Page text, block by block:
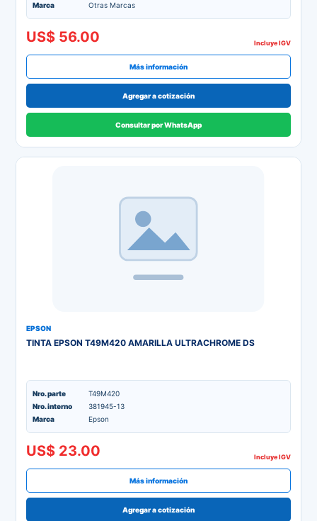
Marca
Otras Marcas
US$ 56.00 Incluye IGV
Más información
Agregar a cotización
Consultar por WhatsApp
EPSON
TINTA EPSON T49M420 AMARILLA ULTRACHROME DS
Nro. parte
T49M420
Nro. interno
381945-13
Marca
Epson
US$ 23.00 Incluye IGV
Más información
Agregar a cotización